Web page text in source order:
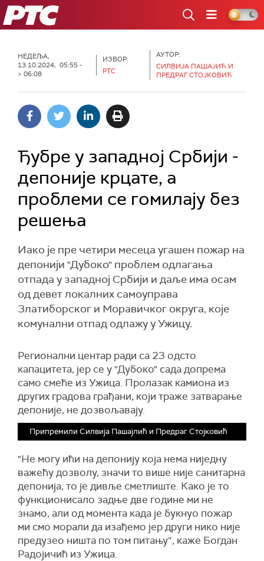
РТС
НЕДЕЉА,
13.10.2024, 05:55 -
> 06:08
ИЗВОР:
РТС
АУТОР:
СИЛВИЈА ПАШАЈИЋ И
ПРЕДРАГ СТОЈКОВИЋ
Ђубре у западној Србији -
депоније крцате, а
проблеми се гомилају без
решења
Иако је пре четири месеца угашен пожар на
депонији "Дубоко" проблем одлагања
отпада у западној Србији и даље има осам
од девет локалних самоуправа
Златиборског и Моравичког округа, које
комунални отпад одлажу у Ужицу.
Регионални центар ради са 23 одсто
капацитета, јер се у "Дубоко" сада допрема
само смеће из Ужица. Пролазак камиона из
других градова грађани, који траже затварање
депоније, не дозвољавају.
Припремили Силвија Пашајлић и Предраг Стојковић
"Не могу ићи на депонију која нема ниједну
важећу дозволу, значи то више није санитарна
депонија, то је дивље сметлиште. Како је то
функционисало задње две године ми не
знамо, али од момента када је букнуо пожар
ми смо морали да изађемо јер други нико није
предузео ништа по том питању“, каже Богдан
Радојичић из Ужица.